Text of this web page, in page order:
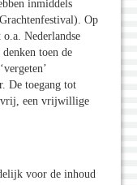
inmiddels
Op
Nederlandse
toen de
De toegang tot
vrij, een vrijwillige
voor de inhoud